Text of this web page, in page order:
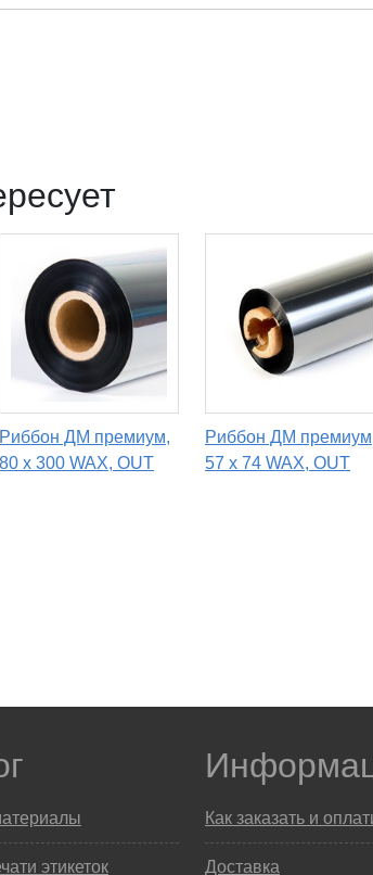
Риббон ДМ премиум,
80 х 300 WAX, OUT
Риббон ДМ
57 х 74 WAX, OUT
этикеток
Как заказать и
Доставка